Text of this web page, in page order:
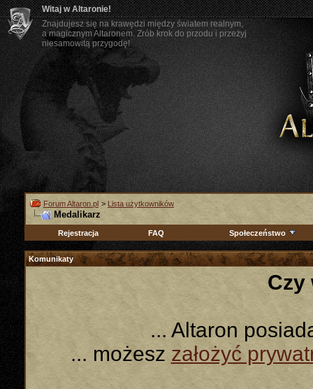
Witaj w Altaronie!
Znajdujesz się na krawędzi między światem realnym,
a magicznym Altaronem. Zrób krok do przodu i przeżyj
niesamowitą przygodę!
Forum Altaron.pl > Lista użytkowników
Medalikarz
Rejestracja FAQ Społeczeństwo
Komunikaty
Czy
... Altaron
... możeszzałożyć